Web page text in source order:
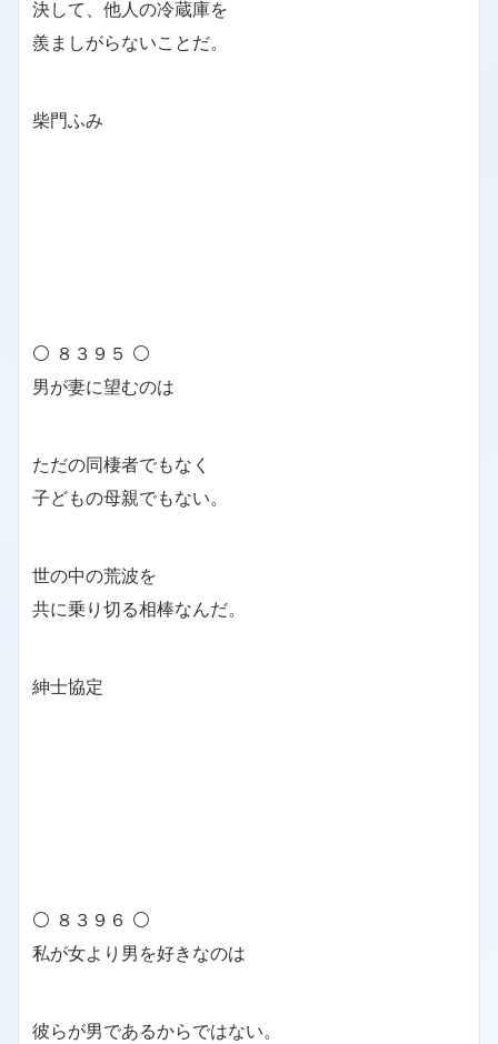
決して、他人の冷蔵庫を
羨ましがらないことだ。
柴門ふみ
⚪ ８３９５ ⚪
男が妻に望むのは
ただの同棲者でもなく
子どもの母親でもない。
世の中の荒波を
共に乗り切る相棒なんだ。
紳士協定
⚪ ８３９６ ⚪
私が女より男を好きなのは
彼らが男であるからではない。